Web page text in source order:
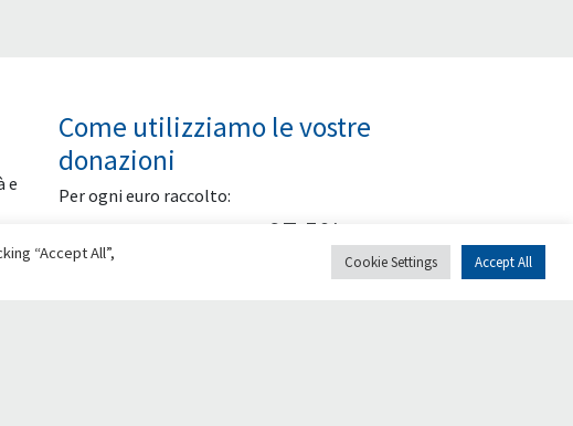
e
Come utilizziamo le vostre
donazioni
Per ogni euro raccolto:
97,5%
Finanziamento al
“Accept All”,
Cookie Settings Accept All